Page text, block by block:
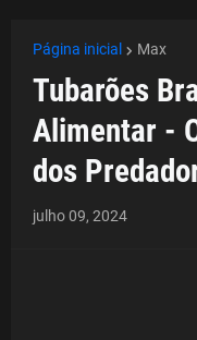
Página inicial Max
Tubarões
Alimentar -
dos
julho 09, 2024